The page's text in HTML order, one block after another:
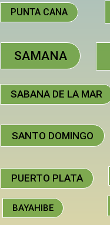
BAYAHIBE
PUERTO PLATA
SAMANA
SABANA DE LA MAR
SANTO DOMINGO
PUNTA CANA